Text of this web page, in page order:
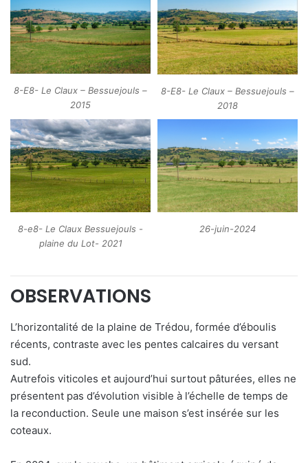
8-E8- Le Claux – Bessuejouls –
2015
8-E8- Le Claux – Bessuejouls –
2018
8-e8- Le Claux Bessuejouls -
plaine du Lot- 2021
26-juin-2024
OBSERVATIONS
L’horizontalité de la plaine de Trédou, formée d’éboulis
récents, contraste avec les pentes calcaires du versant
sud.
Autrefois viticoles et aujourd’hui surtout pâturées, elles ne
présentent pas d’évolution visible à l’échelle de temps de
la reconduction. Seule une maison s’est insérée sur les
coteaux.